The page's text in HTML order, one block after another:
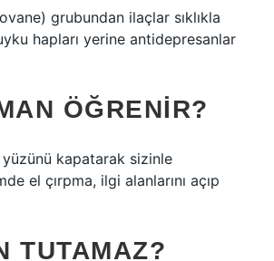
grubundan ilaçlar sıklıkla
hapları yerine antidepresanlar
ÖĞRENIR?
kapatarak sizinle
el çırpma, ilgi alanlarını açıp
TUTAMAZ?